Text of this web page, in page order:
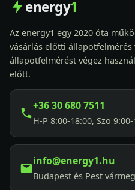
energy1
Az energy1 egy 2020 óta
vásárlás előtti állapotfelmérés
állapotfelmérést végez
előtt.
+36 30 680 7511
H-P 8:00-18:00, Szo
info@energy1.hu
Budapest és Pest